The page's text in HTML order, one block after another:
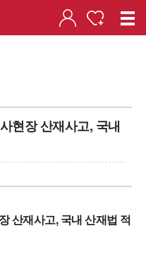
현장 산재사고, 국내
산재사고, 국내 산재법 적